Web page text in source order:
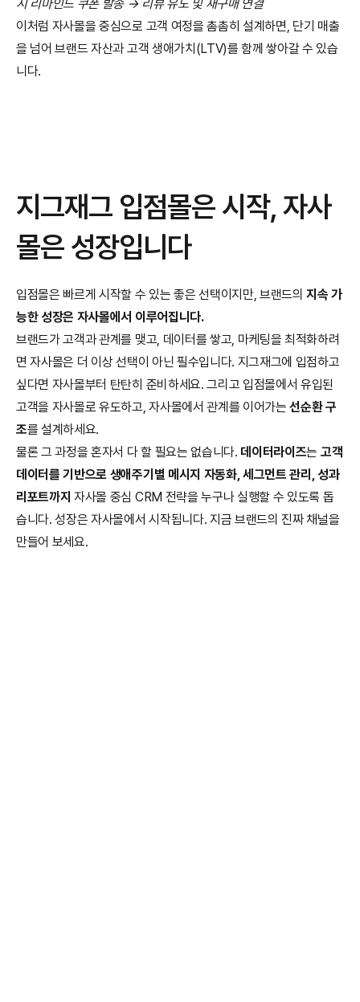
시 리마인드 쿠폰 발송 → 리뷰 유도 및 재구매 연결
이처럼 자사몰을 중심으로 고객 여정을 촘촘히 설계하면, 단기 매출
을 넘어 브랜드 자산과 고객 생애가치(LTV)를 함께 쌓아갈 수 있습
니다.
지그재그 입점몰은 시작, 자사
몰은 성장입니다
입점몰은 빠르게 시작할 수 있는 좋은 선택이지만, 브랜드의 지속 가
능한 성장은 자사몰에서 이루어집니다.
브랜드가 고객과 관계를 맺고, 데이터를 쌓고, 마케팅을 최적화하려
면 자사몰은 더 이상 선택이 아닌 필수입니다. 지그재그에 입점하고
싶다면 자사몰부터 탄탄히 준비하세요. 그리고 입점몰에서 유입된
고객을 자사몰로 유도하고, 자사몰에서 관계를 이어가는 선순환 구
조를 설계하세요.
물론 그 과정을 혼자서 다 할 필요는 없습니다. 데이터라이즈는 고객
데이터를 기반으로 생애주기별 메시지 자동화, 세그먼트 관리, 성과
리포트까지 자사몰 중심 CRM 전략을 누구나 실행할 수 있도록 돕
습니다. 성장은 자사몰에서 시작됩니다. 지금 브랜드의 진짜 채널을
만들어 보세요.